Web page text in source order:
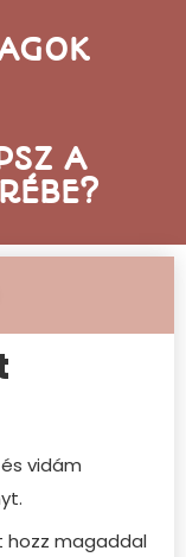
A
vidám
hozz magaddal